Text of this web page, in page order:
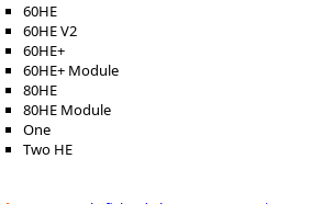
60HE
60HE V2
60HE+
60HE+ Module
80HE
80HE Module
One
Two HE